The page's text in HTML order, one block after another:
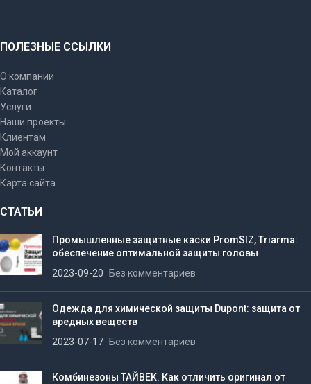
ПОЛЕЗНЫЕ ССЫЛКИ
О компании
Каталог
Услуги
Наши проекты
Клиентам
Мой аккаунт
Контакты
Карта сайта
СТАТЬИ
Промышленные защитные каски PromSIZ, Triarma:
обеспечение оптимальной защиты головы
2023-09-20
Без комментариев
Одежда для химической защиты Dupont: защита от
вредных веществ
2023-07-17
Без комментариев
Комбинезоны ТАЙВЕК. Как отличить оригинал от